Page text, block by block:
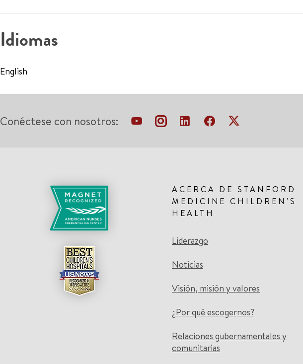
Idiomas
English
Conéctese con nosotros:
ACERCA DE STANFORD
MEDICINE CHILDREN'S
HEALTH
Liderazgo
Noticias
Visión, misión y valores
¿Por qué escogernos?
Relaciones gubernamentales y
comunitarias